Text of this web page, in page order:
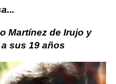
Martínez de Irujo y
sus 19 años